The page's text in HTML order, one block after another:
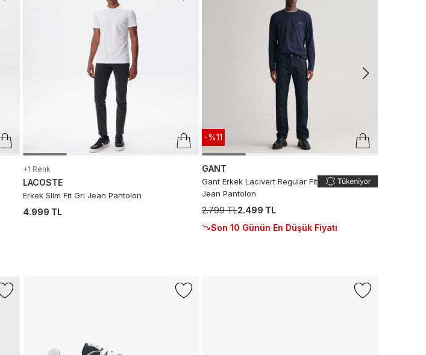
+1 Renk
LACOSTE
Erkek Slim Fit Gri Jean Pantolon
4.999 TL
-%11
GANT
Gant Erkek Lacivert Regular Fit
Jean Pantolon
2.799 TL2.499 TL
Son 10 Günün En Düşük Fiyatı